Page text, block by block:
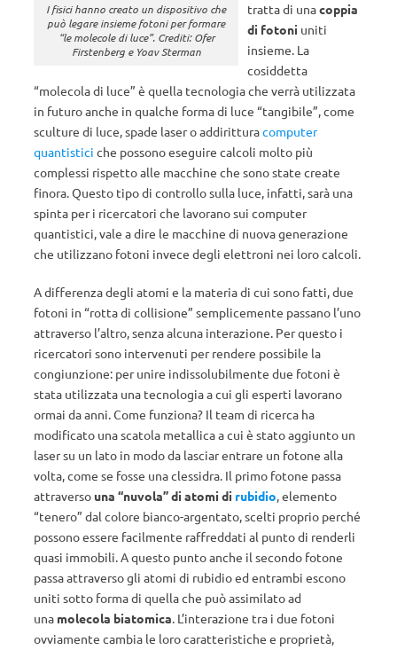
I fisici hanno creato un dispositivo che
può legare insieme fotoni per formare
“le molecole di luce”. Crediti: Ofer
Firstenberg e Yoav Sterman
tratta di unacoppia
di fotoni uniti
insieme. La
cosiddetta
“molecola di luce” è quella tecnologia che verrà utilizzata
in futuro anche in qualche forma di luce “tangibile”, come
sculture di luce, spade laser o addiritturacomputer
quantistici che possono eseguire calcoli molto più
complessi rispetto alle macchine che sono state create
finora. Questo tipo di controllo sulla luce, infatti, sarà una
spinta per i ricercatori che lavorano sui computer
quantistici, vale a dire le macchine di nuova generazione
che utilizzano fotoni invece degli elettroni nei loro calcoli.
A differenza degli atomi e la materia di cui sono fatti, due
fotoni in “rotta di collisione” semplicemente passano l’uno
attraverso l’altro, senza alcuna interazione. Per questo i
ricercatori sono intervenuti per rendere possibile la
congiunzione: per unire indissolubilmente due fotoni è
stata utilizzata una tecnologia a cui gli esperti lavorano
ormai da anni. Come funziona? Il team di ricerca ha
modificato una scatola metallica a cui è stato aggiunto un
laser su un lato in modo da lasciar entrare un fotone alla
volta, come se fosse una clessidra. Il primo fotone passa
attraverso una “nuvola” di atomi di rubidio, elemento
“tenero” dal colore bianco-argentato, scelti proprio perché
possono essere facilmente raffreddati al punto di renderli
quasi immobili. A questo punto anche il secondo fotone
passa attraverso gli atomi di rubidio ed entrambi escono
uniti sotto forma di quella che può assimilato ad
una molecola biatomica. L’interazione tra i due fotoni
ovviamente cambia le loro caratteristiche e proprietà,